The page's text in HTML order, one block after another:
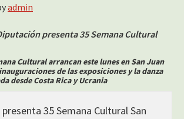
admin
presenta 35 Semana Cultural
Cultural arrancan este lunes en San Juan
de las exposiciones y la danza
desde Costa Rica y Ucrania